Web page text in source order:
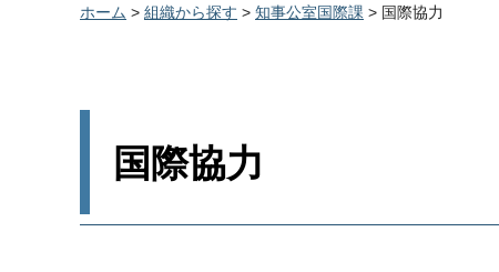
ホーム > 組織から探す > 知事公室国際課 > 国際協力
国際協力